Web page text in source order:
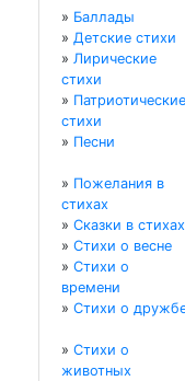
» Баллады
» Детские стихи
» Лирические
стихи
» Патриотические
стихи
» Песни
» Пожелания в
стихах
» Сказки в стихах
» Стихи о весне
» Стихи о
времени
» Стихи о
» Стихи о
животных